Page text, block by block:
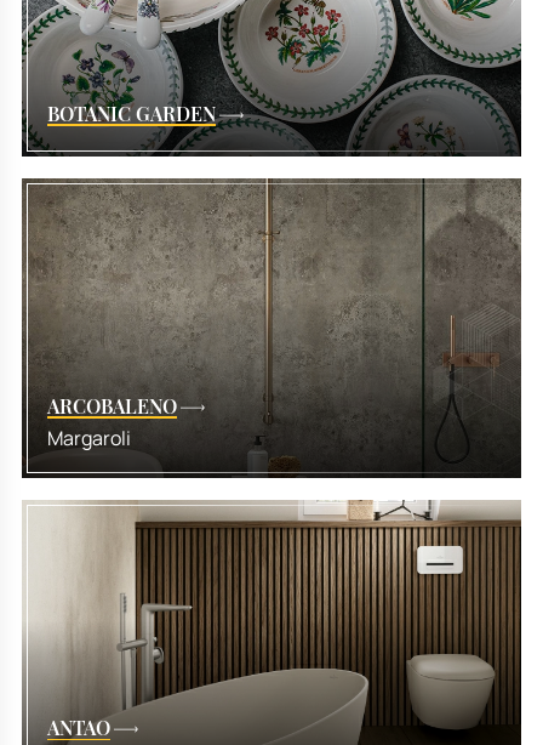
BOTANIC GARDEN
ARCOBALENO
Margaroli
ANTAO